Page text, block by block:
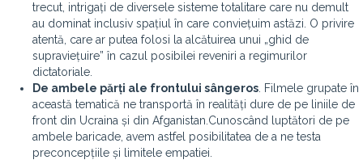
trecut, intrigați de diversele sisteme totalitare care nu demult
au dominat inclusiv spațiul în care conviețuim astăzi. O privire
atentă, care ar putea folosi la alcătuirea unui „ghid de
supraviețuire” în cazul posibilei reveniri a regimurilor
dictatoriale.
De ambele părți ale frontului sângeros . Filmele grupate în
această tematică ne transportă în realități dure de pe liniile de
front din Ucraina și din Afganistan.Cunoscând luptători de pe
ambele baricade, avem astfel posibilitatea de a ne testa
preconcepțiile și limitele empatiei.